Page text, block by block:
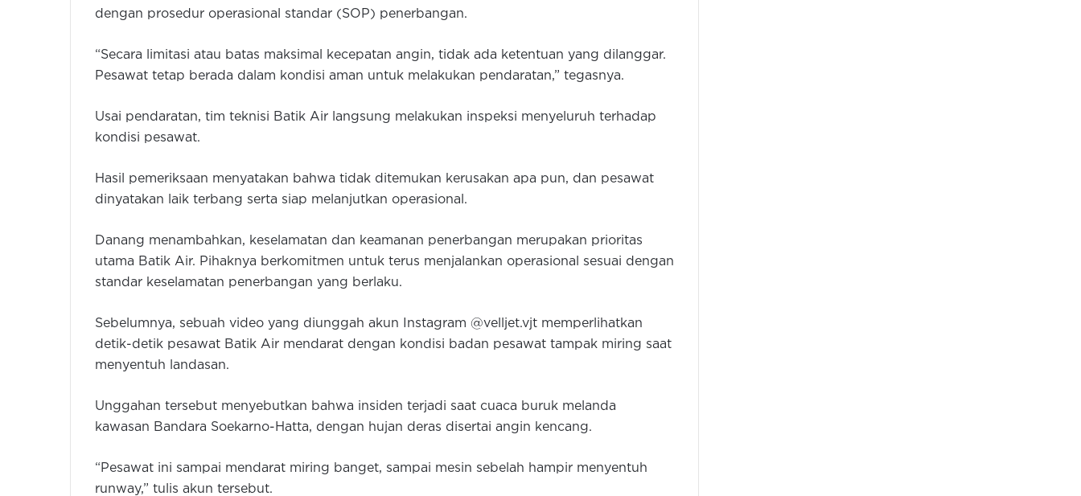
dengan prosedur operasional standar (SOP) penerbangan.
“Secara limitasi atau batas maksimal kecepatan angin, tidak ada ketentuan yang dilanggar.
Pesawat tetap berada dalam kondisi aman untuk melakukan pendaratan,” tegasnya.
Usai pendaratan, tim teknisi Batik Air langsung melakukan inspeksi menyeluruh terhadap
kondisi pesawat.
Hasil pemeriksaan menyatakan bahwa tidak ditemukan kerusakan apa pun, dan pesawat
dinyatakan laik terbang serta siap melanjutkan operasional.
Danang menambahkan, keselamatan dan keamanan penerbangan merupakan prioritas
utama Batik Air. Pihaknya berkomitmen untuk terus menjalankan operasional sesuai dengan
standar keselamatan penerbangan yang berlaku.
Sebelumnya, sebuah video yang diunggah akun Instagram @velljet.vjt memperlihatkan
detik-detik pesawat Batik Air mendarat dengan kondisi badan pesawat tampak miring saat
menyentuh landasan.
Unggahan tersebut menyebutkan bahwa insiden terjadi saat cuaca buruk melanda
kawasan Bandara Soekarno-Hatta, dengan hujan deras disertai angin kencang.
“Pesawat ini sampai mendarat miring banget, sampai mesin sebelah hampir menyentuh
runway,” tulis akun tersebut.